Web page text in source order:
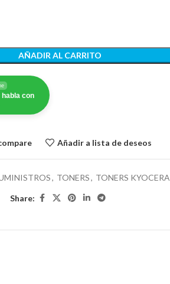
AÑADIR AL CARRITO
con
Añadir a lista de deseos
, TONERS , TONERS KYOCERA
Share: